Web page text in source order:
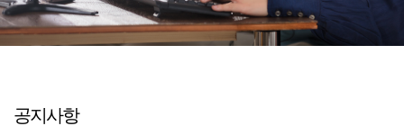
공지사항